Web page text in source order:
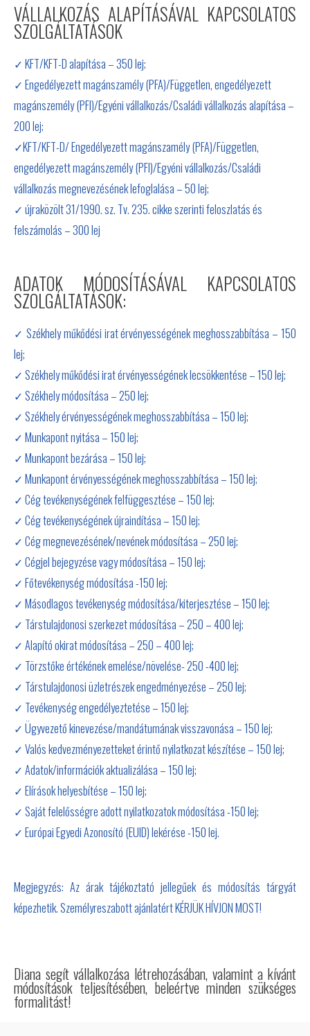
VÁLLALKOZÁS ALAPÍTÁSÁVAL KAPCSOLATOS
SZOLGÁLTATÁSOK
✓ KFT/KFT-D alapítása – 350 lej;
✓ Engedélyezett magánszamély (PFA)/Független, engedélyezett
magánszemély (PFI)/Egyéni vállalkozás/Családi vállalkozás alapítása –
200 lej;
✓KFT/KFT-D/ Engedélyezett magánszamély (PFA)/Független,
engedélyezett magánszemély (PFI)/Egyéni vállalkozás/Családi
vállalkozás megnevezésének lefoglalása – 50 lej;
✓ újraközölt 31/1990. sz. Tv. 235. cikke szerinti feloszlatás és
felszámolás – 300 lej
ADATOK MÓDOSÍTÁSÁVAL KAPCSOLATOS
SZOLGÁLTATÁSOK:
✓ Székhely műkődési irat érvényességének meghosszabbítása – 150
lej;
✓ Székhely műkődési irat érvényességének lecsökkentése – 150 lej;
✓ Székhely módosítása – 250 lej;
✓ Székhely érvényességének meghosszabbítása – 150 lej;
✓ Munkapont nyitása – 150 lej;
✓ Munkapont bezárása – 150 lej;
✓ Munkapont érvényességének meghosszabbítása – 150 lej;
✓ Cég tevékenységének felfüggesztése – 150 lej;
✓ Cég tevékenységének újraindítása – 150 lej;
✓ Cég megnevezésének/nevének módosítása – 250 lej;
✓ Cégjel bejegyzése vagy módosítása – 150 lej;
✓ Főtevékenység módosítása -150 lej;
✓ Másodlagos tevékenység módosítása/kiterjesztése – 150 lej;
✓ Társtulajdonosi szerkezet módosítása – 250 – 400 lej;
✓ Alapító okirat módosítása – 250 – 400 lej;
✓ Törzstőke értékének emelése/növelése- 250 -400 lej;
✓ Társtulajdonosi üzletrészek engedményezése – 250 lej;
✓ Tevékenység engedélyeztetése – 150 lej;
✓ Ügyvezető kinevezése/mandátumának visszavonása – 150 lej;
✓ Valós kedvezményezetteket érintő nyilatkozat készítése – 150 lej;
✓ Adatok/információk aktualizálása – 150 lej;
✓ Elírások helyesbítése – 150 lej;
✓ Saját felelősségre adott nyilatkozatok módosítása -150 lej;
✓ Európai Egyedi Azonosító (EUID) lekérése -150 lej.
Megjegyzés: Az árak tájékoztató jellegűek és módosítás tárgyát
képezhetik. Személyreszabott ajánlatért KÉRJÜK HÍVJON MOST!
Diana segít vállalkozása létrehozásában, valamint a kívánt
módosítások teljesítésében, beleértve minden szükséges
formalitást!